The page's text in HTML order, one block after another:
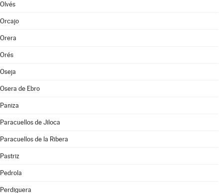
Olvés
Orcajo
Orera
Orés
Oseja
Osera de Ebro
Paniza
Paracuellos de Jiloca
Paracuellos de la Ribera
Pastriz
Pedrola
Perdiguera